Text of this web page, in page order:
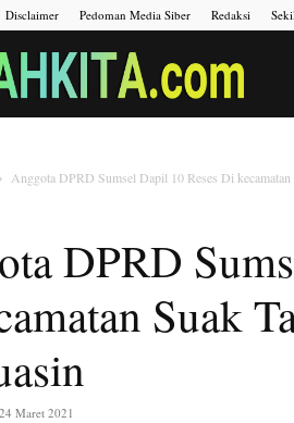
Disclaimer Pedoman Media Siber Redaksi
Anggota DPRD Sumsel Dapil 10 Reses Di kecamatan
DPRD
Suak
24 Maret 2021